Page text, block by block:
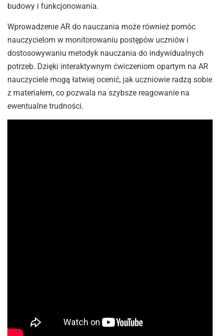
budowy i funkcjonowania.
Wprowadzenie AR do nauczania może również pomóc
nauczycielom w monitorowaniu postępów uczniów i
dostosowywaniu metodyk nauczania do indywidualnych
potrzeb. Dzięki interaktywnym ćwiczeniom opartym na AR
nauczyciele mogą łatwiej ocenić, jak uczniowie radzą sobie
z materiałem, co pozwala na szybsze reagowanie na
ewentualne trudności.